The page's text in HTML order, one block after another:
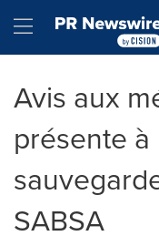
Hamburger
Avis aux
présente
SABSA